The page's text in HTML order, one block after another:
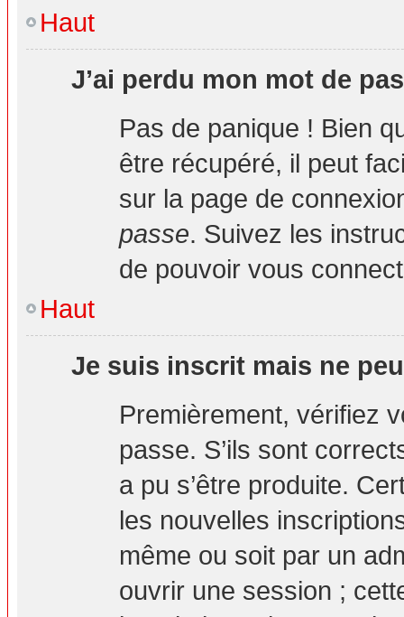
Haut
J’ai perdu mon mot de
Pas de panique ! Bien
être récupéré, il peut
sur la page de
passe. Suivez les
de pouvoir vous
Haut
Je suis inscrit mais ne
Premièrement, vérifiez
passe. S’ils sont
a pu s’être produite.
les nouvelles
même ou soit par un
ouvrir une session ;